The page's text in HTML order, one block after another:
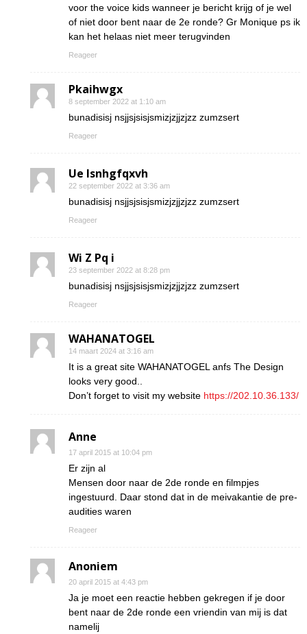
voor the voice kids wanneer je bericht krijg of je wel
of niet door bent naar de 2e ronde? Gr Monique ps ik
kan het helaas niet meer terugvinden
Reageer
Pkaihwgx
8 september 2022 at 1:10 am
bunadisisj nsjjsjsisjsmizjzjjzjzz zumzsert
Reageer
Ue lsnhgfqxvh
22 september 2022 at 3:36 am
bunadisisj nsjjsjsisjsmizjzjjzjzz zumzsert
Reageer
Wi Z Pq i
23 september 2022 at 8:28 pm
bunadisisj nsjjsjsisjsmizjzjjzjzz zumzsert
Reageer
WAHANATOGEL
14 maart 2024 at 3:16 am
It is a great site WAHANATOGEL anfs The Design
looks very good..
Don’t forget to visit my website https://202.10.36.133/
Anne
17 april 2015 at 10:04 pm
Er zijn al
Mensen door naar de 2de ronde en filmpjes
ingestuurd. Daar stond dat in de meivakantie de pre-
audities waren
Reageer
Anoniem
20 april 2015 at 4:43 pm
Ja je moet een reactie hebben gekregen if je door
bent naar de 2de ronde een vriendin van mij is dat
namelij